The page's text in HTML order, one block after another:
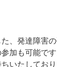
、発達障害の
加も可能です
いたしており